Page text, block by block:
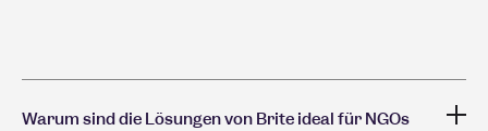
Warum sind die Lösungen von Brite ideal für NGOs